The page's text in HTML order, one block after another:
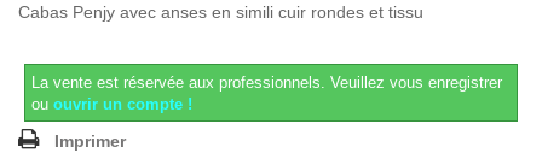
Cabas Penjy avec anses en simili cuir rondes et tissu
La vente est réservée aux professionnels. Veuillez vous enregistrer
ou ouvrir un compte !
Imprimer